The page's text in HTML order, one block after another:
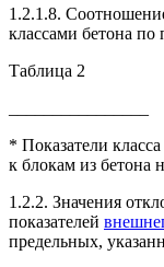
1.2.1.8.
классами бетона по
Таблица 2
* Показатели
к блокам из бетона
1.2.2. Значения
показателей
предельных,